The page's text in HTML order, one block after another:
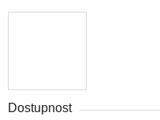
Dostupnost